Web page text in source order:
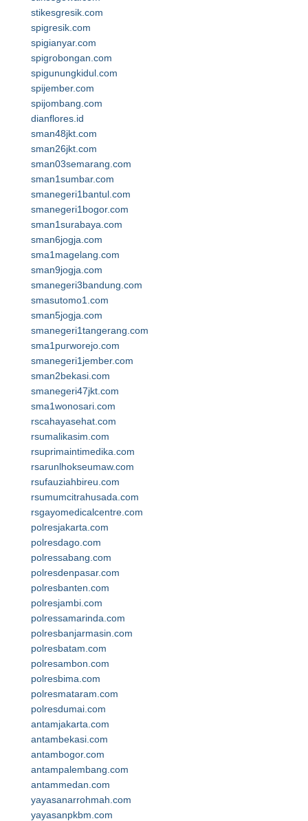
stikesgresik.com
spigresik.com
spigianyar.com
spigrobongan.com
spigunungkidul.com
spijember.com
spijombang.com
dianflores.id
sman48jkt.com
sman26jkt.com
sman03semarang.com
sman1sumbar.com
smanegeri1bantul.com
smanegeri1bogor.com
sman1surabaya.com
sman6jogja.com
sma1magelang.com
sman9jogja.com
smanegeri3bandung.com
smasutomo1.com
sman5jogja.com
smanegeri1tangerang.com
sma1purworejo.com
smanegeri1jember.com
sman2bekasi.com
smanegeri47jkt.com
sma1wonosari.com
rscahayasehat.com
rsumalikasim.com
rsuprimaintimedika.com
rsarunlhokseumaw.com
rsufauziahbireu.com
rsumumcitrahusada.com
rsgayomedicalcentre.com
polresjakarta.com
polresdago.com
polressabang.com
polresdenpasar.com
polresbanten.com
polresjambi.com
polressamarinda.com
polresbanjarmasin.com
polresbatam.com
polresambon.com
polresbima.com
polresmataram.com
polresdumai.com
antamjakarta.com
antambekasi.com
antambogor.com
antampalembang.com
antammedan.com
yayasanarrohmah.com
yayasanpkbm.com